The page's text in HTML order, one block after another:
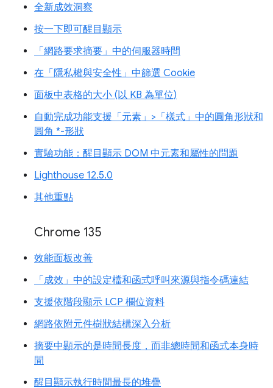
全新成效洞察
按一下即可醒目顯示
「網路要求摘要」中的伺服器時間
在「隱私權與安全性」中篩選 Cookie
面板中表格的大小 (以 KB 為單位)
自動完成功能支援「元素」>「樣式」中的圓角形狀和
圓角 *-形狀
實驗功能：醒目顯示 DOM 中元素和屬性的問題
Lighthouse 12.5.0
其他重點
Chrome 135
效能面板改善
「成效」中的設定檔和函式呼叫來源與指令碼連結
支援依階段顯示 LCP 欄位資料
網路依附元件樹狀結構深入分析
摘要中顯示的是時間長度，而非總時間和函式本身時
間
醒目顯示執行時間最長的堆疊